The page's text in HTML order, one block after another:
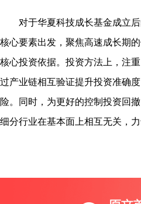
对于华夏科技成长基金成立后
核心要素出发，聚焦高速成长期
核心投资依据。投资方法上，注
过产业链相互验证提升投资准确
险。同时，为更好的控制投资回
细分行业在基本面上相互无关，